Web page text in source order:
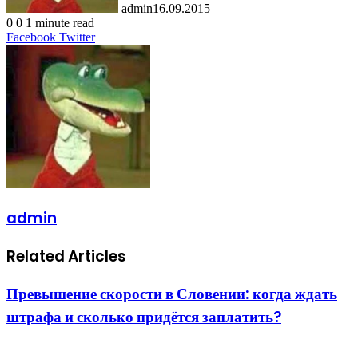
admin16.09.2015
0 0 1 minute read
Facebook TwitterLinkedIn
Tumblr
Pinterest
Reddit
VKontakte
Share
via
Email
Print
admin
Related Articles
Превышение скорости в Словении: когда ждать
штрафа и сколько придётся заплатить?